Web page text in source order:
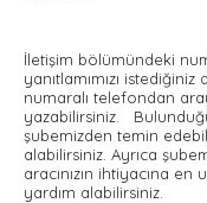
İletişim bölümündeki
yanıtlamımızı
numaralı telefondan
yazabilirsiniz.
şubemizden temin
alabilirsiniz. Ayrıca
aracınızın ihtiyacına
yardım alabilirsiniz.